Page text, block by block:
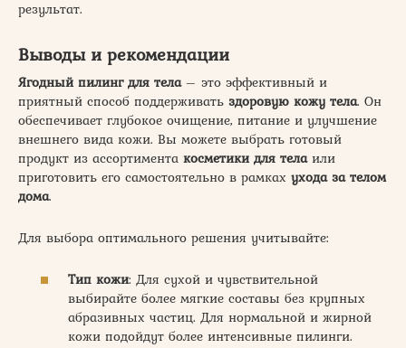
результат.
Выводы и рекомендации
Ягодный пилинг для тела– это эффективный и
приятный способ поддерживать здоровую кожу тела. Он
обеспечивает глубокое очищение, питание и улучшение
внешнего вида кожи. Вы можете выбрать готовый
продукт из ассортимента косметики для телаили
приготовить его самостоятельно в рамках ухода за телом
дома.
Для выбора оптимального решения учитывайте:
Тип кожи: Для сухой и чувствительной
выбирайте более мягкие составы без крупных
абразивных частиц. Для нормальной и жирной
кожи подойдут более интенсивные пилинги.